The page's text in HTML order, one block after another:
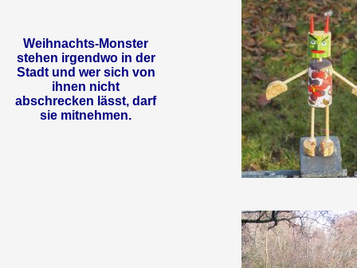
Weihnachts-Monster
stehen irgendwo in der
Stadt und wer sich von
ihnen nicht
abschrecken lässt, darf
sie mitnehmen.